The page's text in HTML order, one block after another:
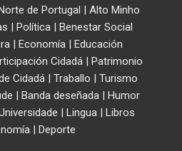
de Portugal | Alto Minho
| Política| Benestar Social
| Economía | Educación
Cidadá| Patrimonio
Cidadá | Traballo | Turismo
| Banda deseñada | Humor
| Lingua| Libros
| Deporte